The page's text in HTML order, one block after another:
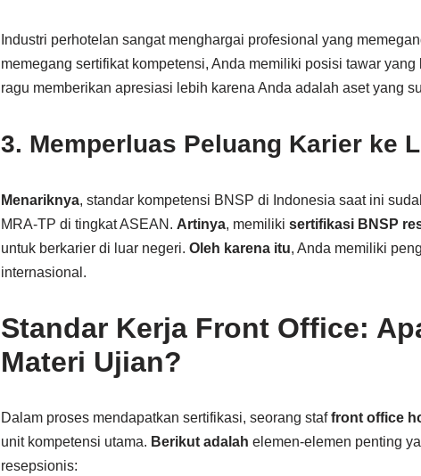
Industri perhotelan sangat menghargai profesional yang
memegang sertifikat kompetensi, Anda memiliki posisi tawar yang
ragu memberikan apresiasi lebih karena Anda adalah aset yang
3. Memperluas Peluang Karier ke
Menariknya, standar kompetensi BNSP di Indonesia saat ini
MRA-TP di tingkat ASEAN. Artinya, memiliki sertifikasi BNSP
untuk berkarier di luar negeri. Oleh karena itu, Anda memiliki
internasional.
Standar Kerja Front Office:
Materi Ujian?
Dalam proses mendapatkan sertifikasi, seorang staffront office
unit kompetensi utama. Berikut adalah elemen-elemen penting
resepsionis: